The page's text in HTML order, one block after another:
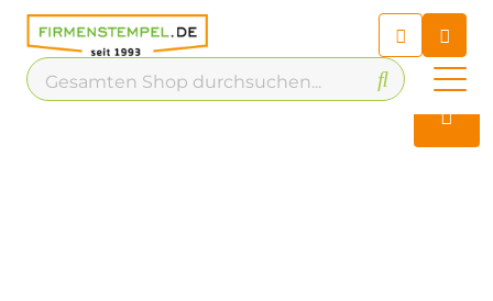
Chatbot
Chatten Sie 24/7 mit unserem
hilfreichen Chatbot
Kontakt